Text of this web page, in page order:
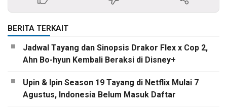
BERITA TERKAIT
Jadwal Tayang dan Sinopsis Drakor Flex x Cop 2,
Ahn Bo-hyun Kembali Beraksi di Disney+
Upin & Ipin Season 19 Tayang di Netflix Mulai 7
Agustus, Indonesia Belum Masuk Daftar